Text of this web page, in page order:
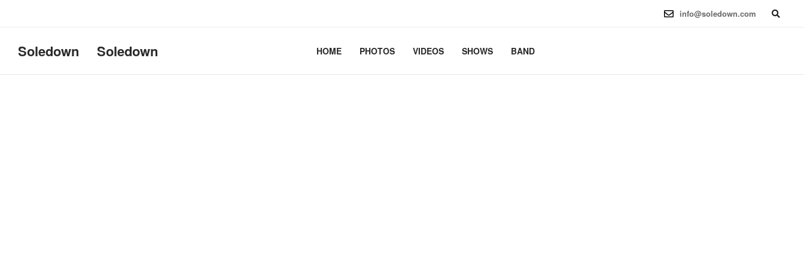
Uname:Linux d69bffeef052 6.12.41+deb13-cloud-amd64 #1 SMP PREEMPT_DYNAMIC Debian 6.12.41-1 (2025-08-12) x86_64info@soledown.com
Soledown Soledown HOME PHOTOS VIDEOS SHOWS BAND